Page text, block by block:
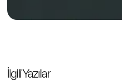
İlgili Yazılar